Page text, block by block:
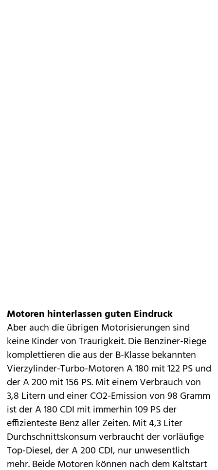
Motoren hinterlassen guten Eindruck
Aber auch die übrigen Motorisierungen sind
keine Kinder von Traurigkeit. Die Benziner-Riege
komplettieren die aus derB-Klassebekannten
Vierzylinder-Turbo-Motoren A 180 mit 122 PS und
der A 200 mit 156 PS. Mit einem Verbrauch von
3,8 Litern und einer CO2-Emission von 98 Gramm
ist der A 180 CDI mit immerhin 109 PS der
effizienteste Benz aller Zeiten. Mit 4,3 Liter
Durchschnittskonsum verbraucht der vorläufige
Top-Diesel, der A 200 CDI, nur unwesentlich
mehr. Beide Motoren können nach dem Kaltstart